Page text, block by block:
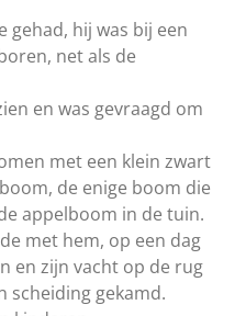
gehad, hij was bij een
net als de
en was gevraagd om
met een klein zwart
de enige boom die
appelboom in de tuin.
met hem, op een dag
en zijn vacht op de rug
scheiding gekamd.